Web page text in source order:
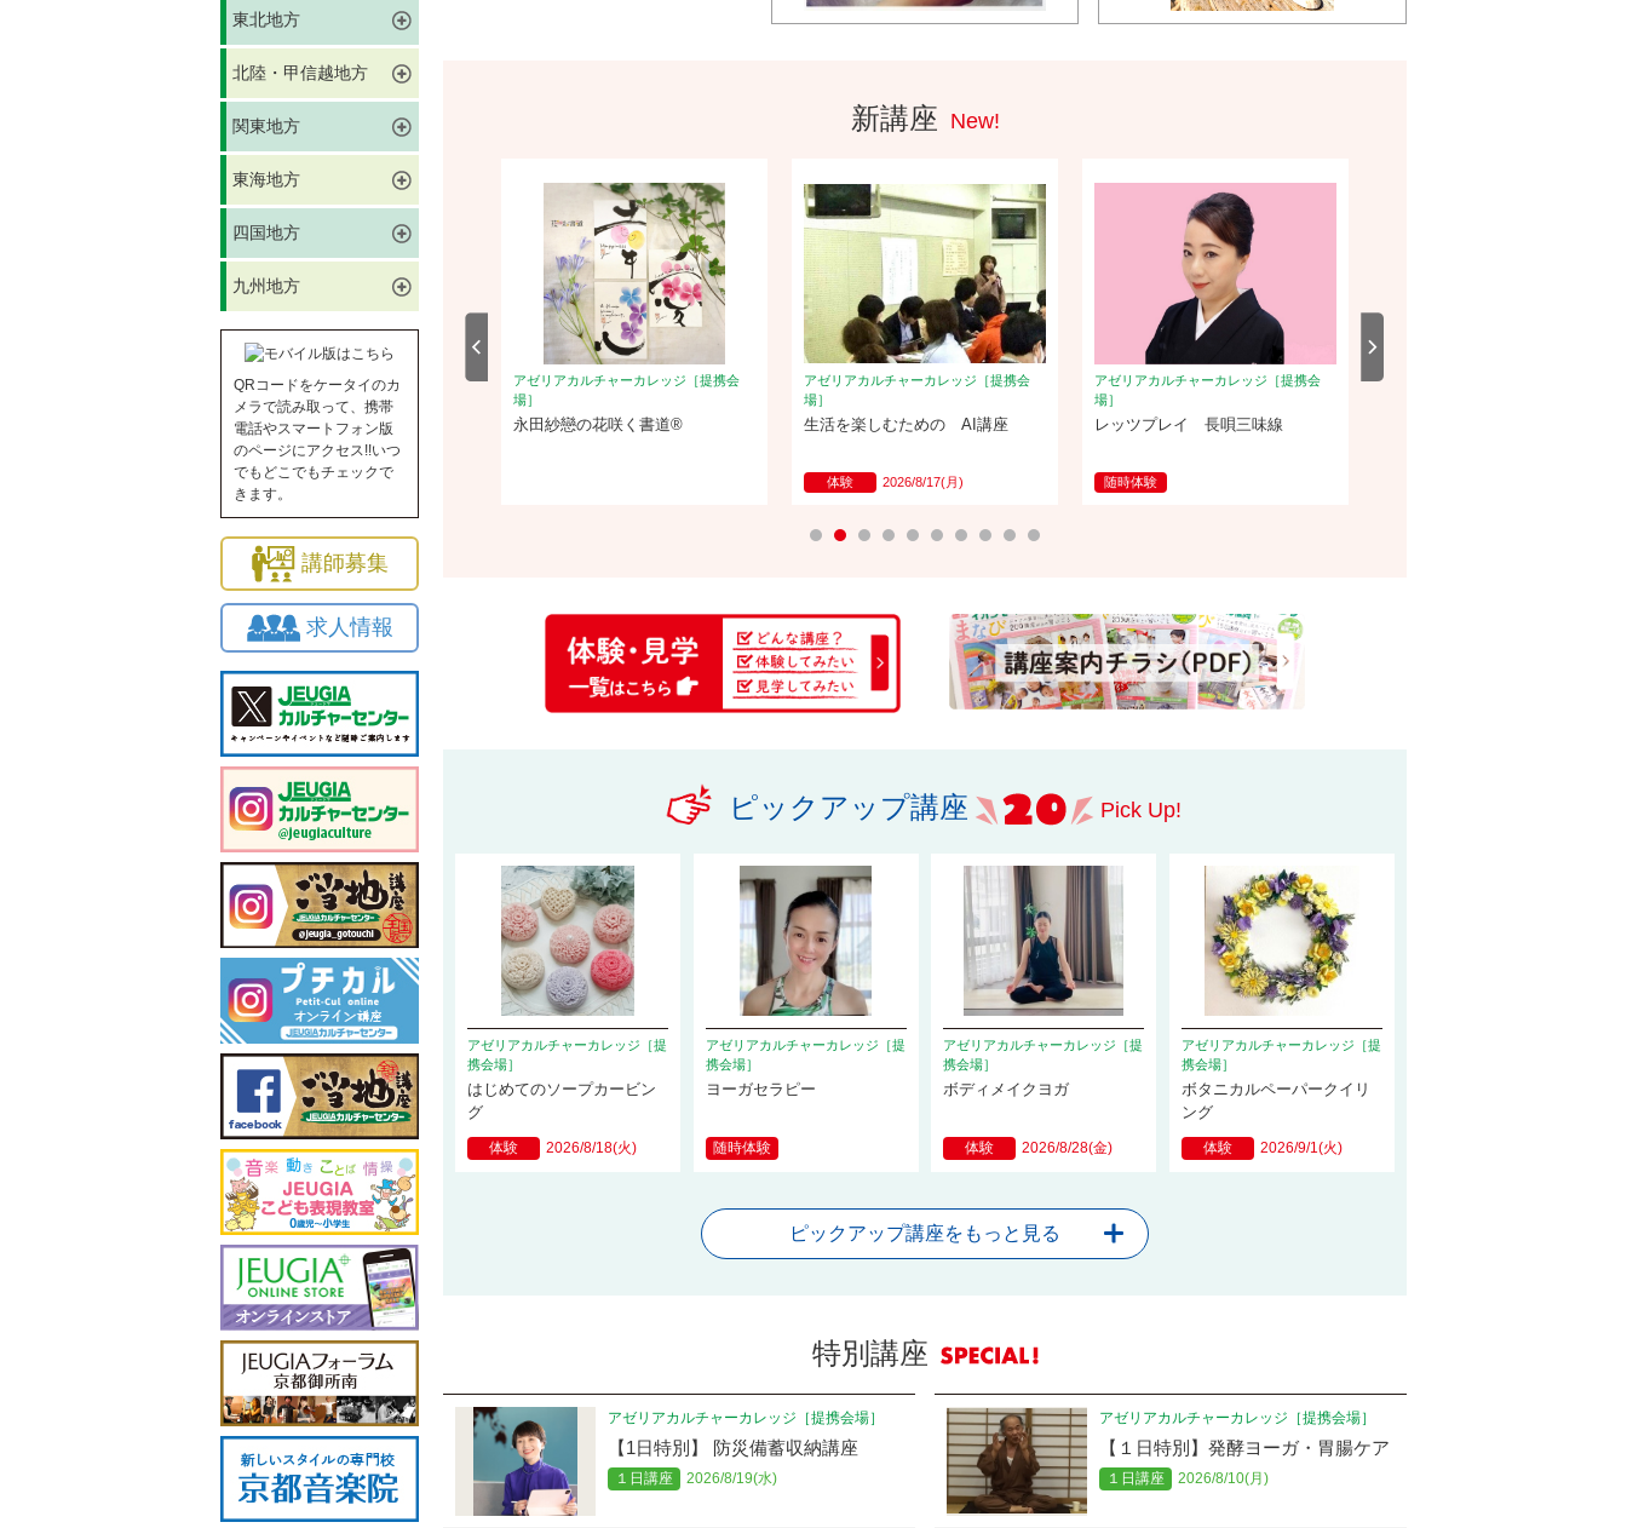
東北地方
北陸・甲信越地方
関東地方
東海地方
四国地方
九州地方
QRコードをケータイのカ
メラで読み取って、携帯
電話やスマートフォン版
のページにアクセス!!いつ
でもどこでもチェックで
きます。
講師募集
求人情報
新講座 New!
アゼリアカルチャーカレッジ［提携会
場］
インド舞踊 ーカタックダンスー
（大人クラス）
随時体験
アゼリアカルチャーカレッジ［提携会
場］
永田紗戀の花咲く書道®
アゼリアカルチャーカレッジ［提携会
場］
生活を楽しむための AI講座
体験 2026/8/17(月)
アゼリアカルチャーカレッジ［提携会
場］
レッツプレイ 長唄三味線
随時体験
ピックアップ講座 Pick Up!
アゼリアカルチャーカレッジ［提
携会場］
はじめてのソープカービン
グ
体験 2026/8/18(火)
アゼリアカルチャーカレッジ［提
携会場］
ヨーガセラピー
随時体験
アゼリアカルチャーカレッジ［提
携会場］
ボディメイクヨガ
体験 2026/8/28(金)
アゼリアカルチャーカレッジ［提
携会場］
ボタニカルペーパークイリ
ング
体験 2026/9/1(火)
ピックアップ講座をもっと見る
特別講座
アゼリアカルチャーカレッジ［提携会場］
【1日特別】 防災備蓄収納講座
１日講座 2026/8/19(水)
アゼリアカルチャーカレッジ［提携会場］
【１日特別】発酵ヨーガ・胃腸ケア
１日講座 2026/8/10(月)
アゼリアカルチャーカレッジ［提携会場］
【1日特別】断捨離的住まいの整え
方
アゼリアカルチャーカレッジ［提携会場］
【１日特別】ハンドリフレクソロジ
ー資格取得講座